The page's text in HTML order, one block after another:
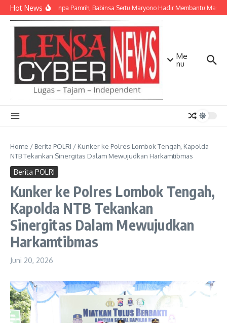
Lewati ke konten
Hot NewsIkhlas Tanpa Pamrih, Babinsa Sertu Maryono Hadir Membantu
Me
nu
Home / Berita POLRI / Kunker ke Polres Lombok Tengah, Kapolda
NTB Tekankan Sinergitas Dalam Mewujudkan Harkamtibmas
Berita POLRI
Kunker ke Polres Lombok Tengah,
Kapolda NTB Tekankan
Sinergitas Dalam Mewujudkan
Harkamtibmas
Juni 20, 2026